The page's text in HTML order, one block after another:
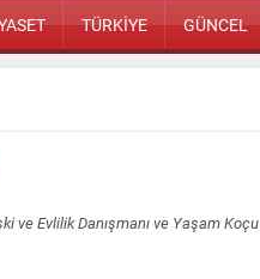
TÜRKİYE GÜNCEL
ve Evlilik Danışmanı ve Yaşam Koçu